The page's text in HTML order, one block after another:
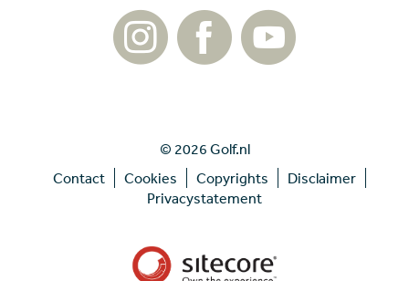
© 2026 Golf.nl
Contact
Cookies Copyrights
Disclaimer
Privacystatement